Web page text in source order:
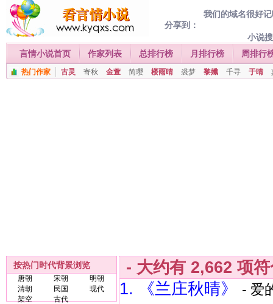
我们的域名很好
分享到：
小说
言情小说首页
作家列表 总排行榜 月排行榜 周排行
热门作家 古灵 寄秋 金萱 简璎 楼雨晴 裘梦 黎孅 千寻 于晴
按热门时代背景浏览
唐朝 宋朝
明朝
清朝
民国
现代
架空
古代
- 大约有 2,662 项
1. 《兰庄秋晴》
- 爱